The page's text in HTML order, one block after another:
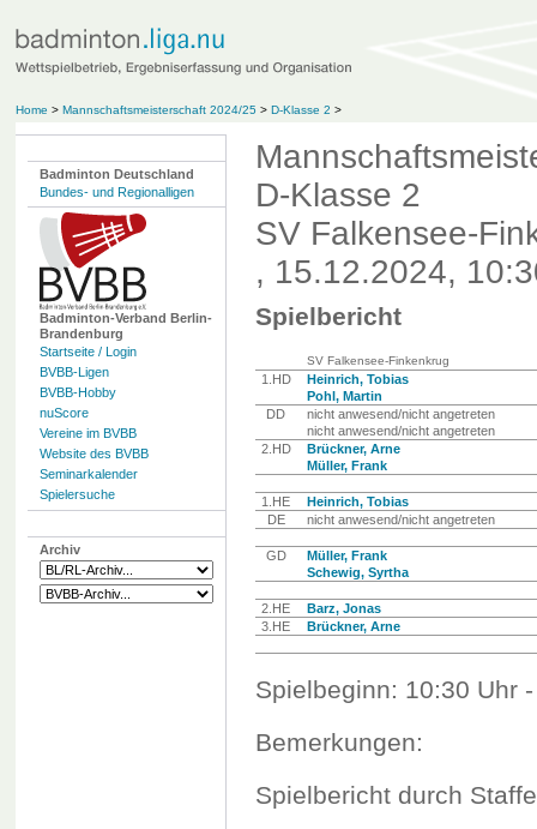
Home > Mannschaftsmeisterschaft 2024/25 > D-Klasse 2 >
Badminton Deutschland
Bundes- und Regionalligen
Badminton-Verband Berlin-
Brandenburg
Startseite / Login
BVBB-Ligen
BVBB-Hobby
nuScore
Vereine im BVBB
Website des BVBB
Seminarkalender
Spielersuche
Archiv
D-Klasse 2
SV Falkensee-
, 15.12.2024,
Spielbericht
SV Falkensee-Finkenkrug
1.HD
Heinrich, Tobias
Pohl, Martin
DD
nicht anwesend/nicht angetreten
nicht anwesend/nicht angetreten
2.HD
Brückner, Arne
Müller, Frank
1.HE
Heinrich, Tobias
DE
nicht anwesend/nicht angetreten
GD
Müller, Frank
Schewig, Syrtha
2.HE
Barz, Jonas
3.HE
Brückner, Arne
Spielbeginn: 10:30 Uhr
Bemerkungen:
Spielbericht durch